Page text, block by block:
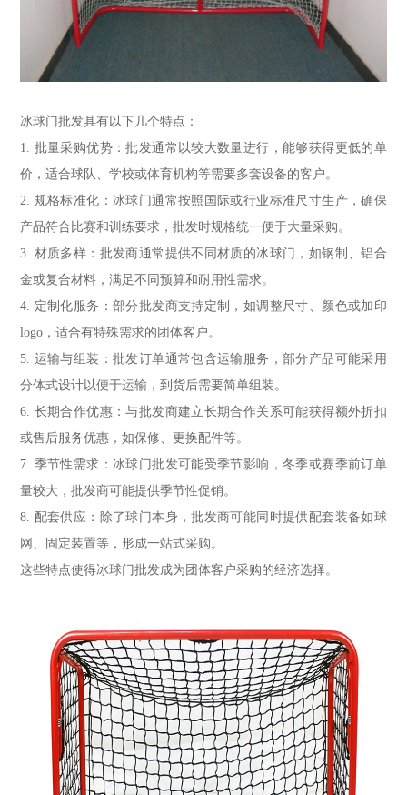
冰球门批发具有以下几个特点：
1. 批量采购优势：批发通常以较大数量进行，能够获得更低的单
价，适合球队、学校或体育机构等需要多套设备的客户。
2. 规格标准化：冰球门通常按照国际或行业标准尺寸生产，确保
产品符合比赛和训练要求，批发时规格统一便于大量采购。
3. 材质多样：批发商通常提供不同材质的冰球门，如钢制、铝合
金或复合材料，满足不同预算和耐用性需求。
4. 定制化服务：部分批发商支持定制，如调整尺寸、颜色或加印
logo，适合有特殊需求的团体客户。
5. 运输与组装：批发订单通常包含运输服务，部分产品可能采用
分体式设计以便于运输，到货后需要简单组装。
6. 长期合作优惠：与批发商建立长期合作关系可能获得额外折扣
或售后服务优惠，如保修、更换配件等。
7. 季节性需求：冰球门批发可能受季节影响，冬季或赛季前订单
量较大，批发商可能提供季节性促销。
8. 配套供应：除了球门本身，批发商可能同时提供配套装备如球
网、固定装置等，形成一站式采购。
这些特点使得冰球门批发成为团体客户采购的经济选择。